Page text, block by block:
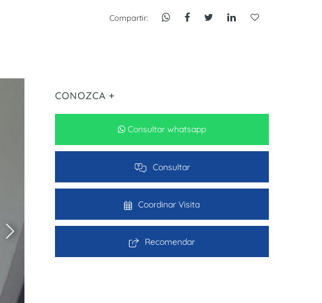
Compartir:
CONOZCA +
Consultar whatsapp
Consultar
Coordinar Visita
Recomendar